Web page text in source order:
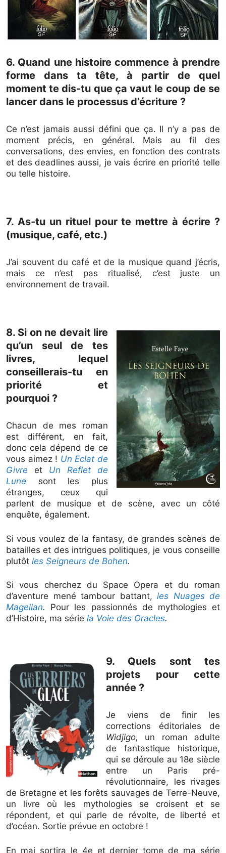
6. Quand une histoire commence à prendre
forme dans ta tête, à partir de quel
moment te dis-tu que ça vaut le coup de se
lancer dans le processus d’écriture ?
Ce n’est jamais aussi défini que ça. Il n’y a pas de
moment précis, en général. Mais au fil des
conversations, des envies, en fonction des contrats
et des deadlines aussi, je vais écrire en priorité telle
ou telle histoire.
7. As-tu un rituel pour te mettre à écrire ?
(musique, café, etc.)
J’ai souvent du café et de la musique quand j’écris,
mais ce n’est pas ritualisé, c’est juste un
environnement de travail.
8. Si on ne devait lire
qu’un seul de tes
livres, lequel
conseillerais-tu en
priorité et
pourquoi ?
Chacun de mes roman
est différent, en fait,
donc cela dépend de ce
vous aimez ! Un Eclat de
Givre
et Un Reflet de
Lune
sont les plus
étranges, ceux qui
parlent de musique et de scène, avec un côté
enquête, également.
Si vous voulez de la fantasy, de grandes scènes de
batailles et des intrigues politiques, je vous conseille
plutôt les Seigneurs de Bohen.
Si vous cherchez du Space Opera et du roman
d’aventure mené tambour battant, les Nuages de
Magellan. Pour les passionnés de mythologies et
d’Histoire, ma série la Voie des Oracles.
9. Quels sont tes
projets pour cette
année ?
Je viens de finir les
corrections éditoriales de
Widjigo, un roman adulte
de fantastique historique,
qui se déroule au 18e siècle
entre un Paris pré-
révolutionnaire, les rivages
de Bretagne et les forêts sauvages de Terre-Neuve,
un livre où les mythologies se croisent et se
répondent, et qui parle de révolte, de liberté et
d’océan. Sortie prévue en octobre !
En mai sortira le 4e et dernier tome de ma série